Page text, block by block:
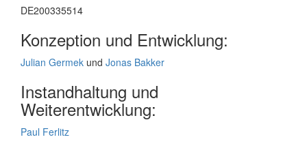
DE200335514
Konzeption und Entwicklung:
Julian Germek und Jonas Bakker
Instandhaltung und
Weiterentwicklung:
Paul Ferlitz